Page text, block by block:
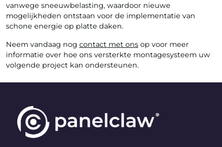
vanwege sneeuwbelasting, waardoor nieuwe
mogelijkheden ontstaan voor de implementatie van
schone energie op platte daken.
Neem vandaag nog contact met ons op voor meer
informatie over hoe ons versterkte montagesysteem uw
volgende project kan ondersteunen.